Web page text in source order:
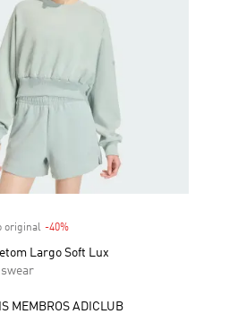
original -40%Desconto
Largo Soft Lux
MEMBROS ADICLUB